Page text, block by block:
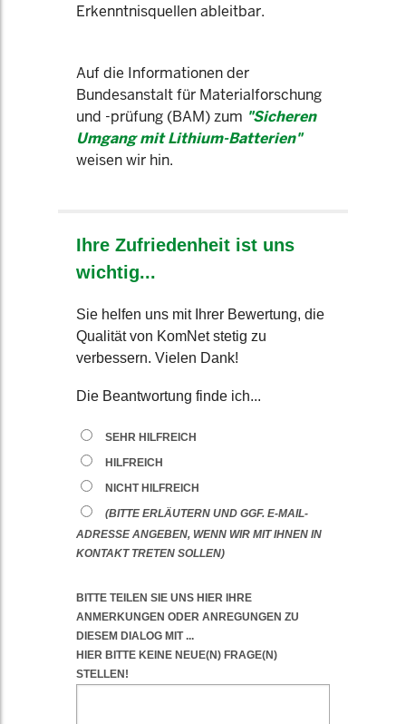
Erkenntnisquellen ableitbar.
Auf die Informationen der
Bundesanstalt für Materialforschung
und -prüfung (BAM) zum "Sicheren
Umgang mit Lithium-Batterien"
weisen wir hin.